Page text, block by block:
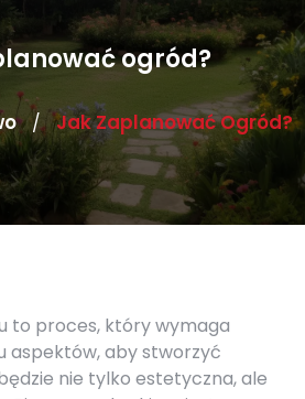
ogród?
/ Jak Zaplanować Ogród?
to proces, który wymaga
aspektów, aby stworzyć
nie tylko estetyczna, ale